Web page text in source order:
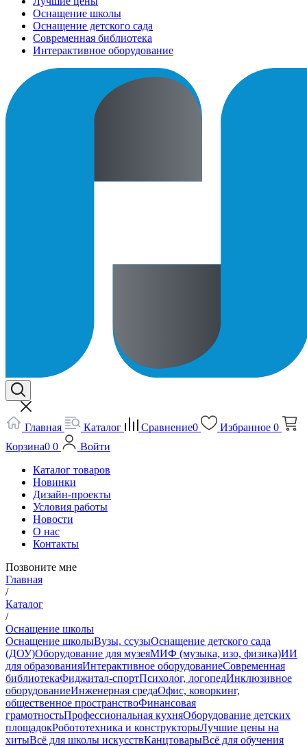
Оснащение школы
Оснащение детского сада
Современная библиотека
Интерактивное оборудование
Главная Каталог Сравнение0 Избранное 0
Корзина0 0
Войти
Каталог товаров
Новинки
Дизайн-проекты
Условия работы
Новости
О нас
Контакты
Позвоните мне
Главная
/
Каталог
/
Оснащение школы
Оснащение школыВузы, ссузыОснащение детского сада
(ДОУ)Оборудование для музеяМИФ (музыка, изо, физика)ИИ
для образованияИнтерактивное оборудованиеСовременная
библиотекаФиджитал-спортПсихолог, логопедИнклюзивное
оборудованиеИнженерная средаОфис, коворкинг,
общественное пространствоФинансовая
грамотностьПрофессиональная кухняОборудование детских
площадокРобототехника и конструкторыЛучшие цены на
хитыВсё для школы искусствКанцтоварыВсё для обучения